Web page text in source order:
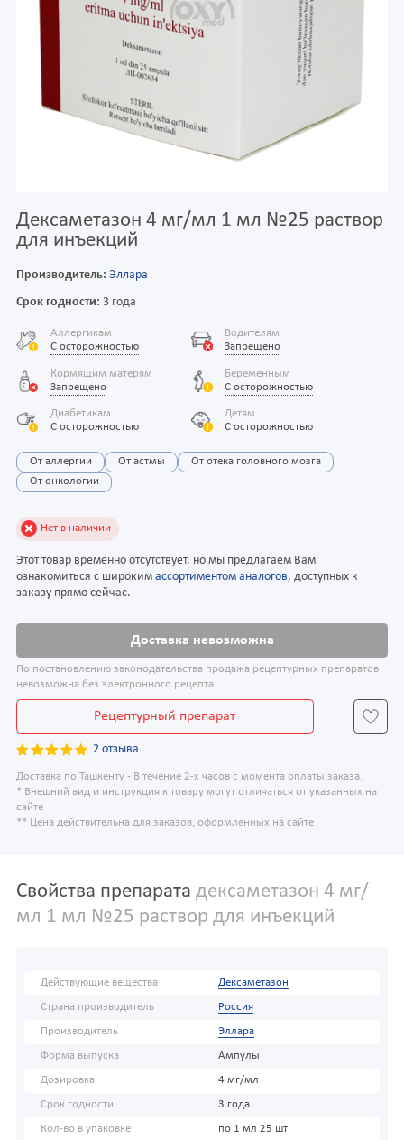
Дексаметазон 4 мг/мл 1 мл №25 раствор
для инъекций
Производитель: Эллара
Срок годности: 3 года
Аллергикам
С осторожностью
Водителям
Запрещено
Кормящим матерям
Запрещено
Беременным
С осторожностью
Диабетикам
С осторожностью
Детям
С осторожностью
От аллергии От астмы
От отека головного мозга
От онкологии
Нет в наличии
Этот товар временно отсутствует, но мы предлагаем Вам
ознакомиться с широким ассортиментом аналогов, доступных к
заказу прямо сейчас.
Доставка невозможна
По постановлению законодательства продажа рецептурных препаратов
невозможна без электронного рецепта.
Рецептурный препарат
2 отзыва
Доставка по Ташкенту - В течение 2-х часов с момента оплаты заказа.
* Внешний вид и инструкция к товару могут отличаться от указанных на
сайте
** Цена действительна для заказов, оформленных на сайте
Свойства препарата дексаметазон 4 мг/
мл 1 мл №25 раствор для инъекций
Действующие вещества Дексаметазон
Страна производитель Россия
Производитель Эллара
Форма выпуска Ампулы
Дозировка 4 мг/мл
Срок годности 3 года
Кол-во в упаковке по 1 мл 25 шт